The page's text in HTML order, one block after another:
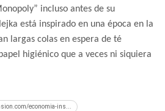
incluso antes de su
está inspirado en una época en la
largas colas en espera de té
higiénico que a veces ni siquiera
economia-ins...